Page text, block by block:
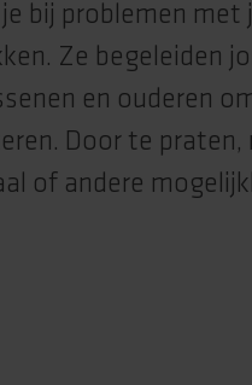
bij problemen met
Ze begeleiden
en ouderen
Door te praten,
of andere